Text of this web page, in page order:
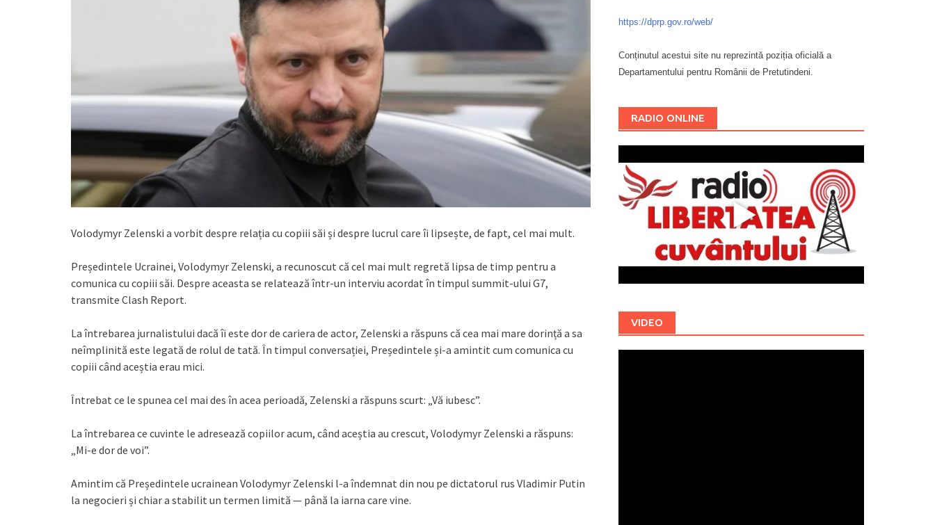
Volodymyr Zelenski a vorbit despre relația cu copiii săi și despre lucrul care îi lipsește, de fapt, cel mai mult.
Președintele Ucrainei, Volodymyr Zelenski, a recunoscut că cel mai mult regretă lipsa de timp pentru a
comunica cu copiii săi. Despre aceasta se relatează într-un interviu acordat în timpul summit-ului G7,
transmite Clash Report.
La întrebarea jurnalistului dacă îi este dor de cariera de actor, Zelenski a răspuns că cea mai mare dorință a sa
neîmplinită este legată de rolul de tată. În timpul conversației, Președintele și-a amintit cum comunica cu
copiii când aceștia erau mici.
Întrebat ce le spunea cel mai des în acea perioadă, Zelenski a răspuns scurt: „Vă iubesc”.
La întrebarea ce cuvinte le adresează copiilor acum, când aceștia au crescut, Volodymyr Zelenski a răspuns:
„Mi-e dor de voi”.
Amintim că Președintele ucrainean Volodymyr Zelenski l-a îndemnat din nou pe dictatorul rus Vladimir Putin
la negocieri și chiar a stabilit un termen limită — până la iarna care vine.
https://dprp.gov.ro/web/
Conținutul acestui site nu reprezintă poziția oficială a
Departamentului pentru Românii de Pretutindeni.
RADIO ONLINE
VIDEO